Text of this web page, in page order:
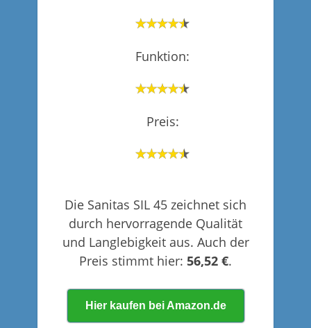
Funktion:
Preis:
Die Sanitas SIL 45 zeichnet sich
durch hervorragende Qualität
und Langlebigkeit aus. Auch der
Preis stimmt hier: 56,52 €.
Hier kaufen bei Amazon.de